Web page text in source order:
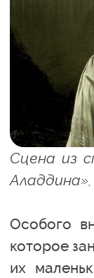
Сцена из
Аладдина»,
Особого
которое
их